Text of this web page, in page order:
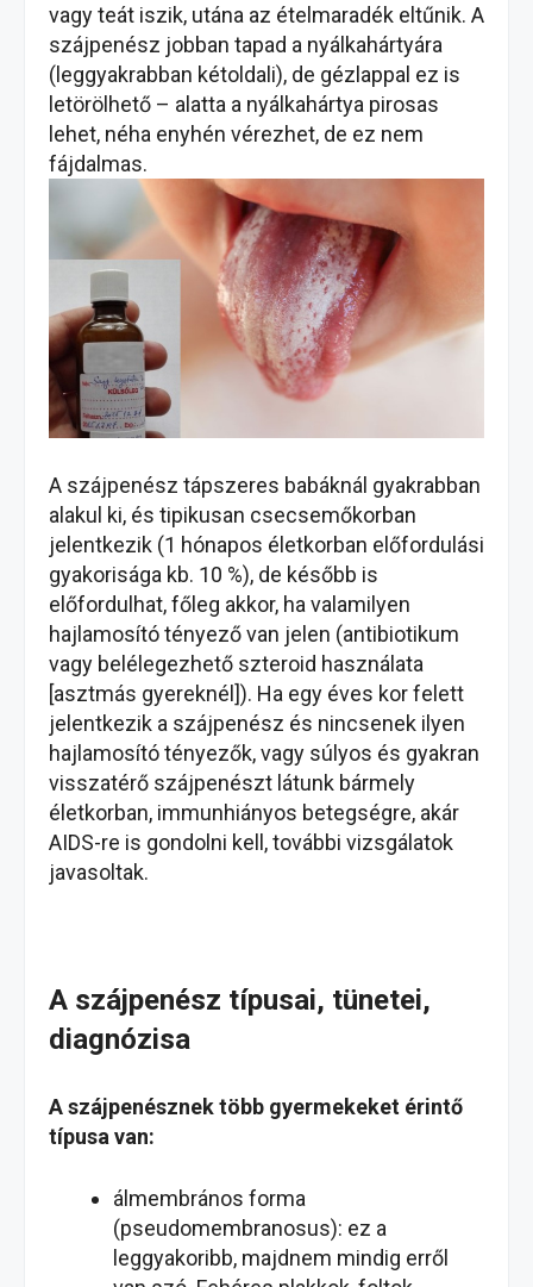
vagy teát iszik, utána az ételmaradék eltűnik. A
szájpenész jobban tapad a nyálkahártyára
(leggyakrabban kétoldali), de gézlappal ez is
letörölhető – alatta a nyálkahártya pirosas
lehet, néha enyhén vérezhet, de ez nem
fájdalmas.
A szájpenész tápszeres babáknál gyakrabban
alakul ki, és tipikusan csecsemőkorban
jelentkezik (1 hónapos életkorban előfordulási
gyakorisága kb. 10 %), de később is
előfordulhat, főleg akkor, ha valamilyen
hajlamosító tényező van jelen (antibiotikum
vagy belélegezhető szteroid használata
[asztmás gyereknél]). Ha egy éves kor felett
jelentkezik a szájpenész és nincsenek ilyen
hajlamosító tényezők, vagy súlyos és gyakran
visszatérő szájpenészt látunk bármely
életkorban, immunhiányos betegségre, akár
AIDS-re is gondolni kell, további vizsgálatok
javasoltak.
A szájpenész típusai, tünetei,
diagnózisa
A szájpenésznek több gyermekeket érintő
típusa van:
álmembrános forma
(pseudomembranosus): ez a
leggyakoribb, majdnem mindig erről